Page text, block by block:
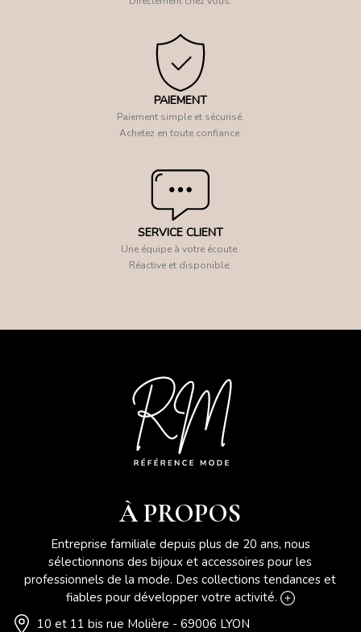
PAIEMENT
Paiement simple et sécurisé.
Achetez en toute confiance.
SERVICE CLIENT
Une équipe à votre écoute.
Réactive et disponible.
À PROPOS
Entreprise familiale depuis plus de 20 ans, nous
sélectionnons des bijoux et accessoires pour les
professionnels de la mode. Des collections tendances et
fiables pour développer votre activité.
10 et 11 bis rue Molière - 69006 LYON